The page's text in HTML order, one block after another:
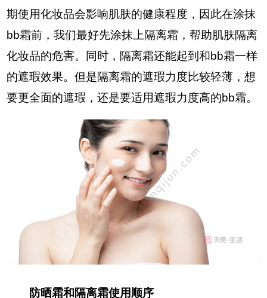
期使用化妆品会影响肌肤的健康程度，因此在涂抹
bb霜前，我们最好先涂抹上隔离霜，帮助肌肤隔离
化妆品的危害。同时，隔离霜还能起到和bb霜一样
的遮瑕效果。但是隔离霜的遮瑕力度比较轻薄，想
要更全面的遮瑕，还是要适用遮瑕力度高的bb霜。
防晒霜和隔离霜使用顺序